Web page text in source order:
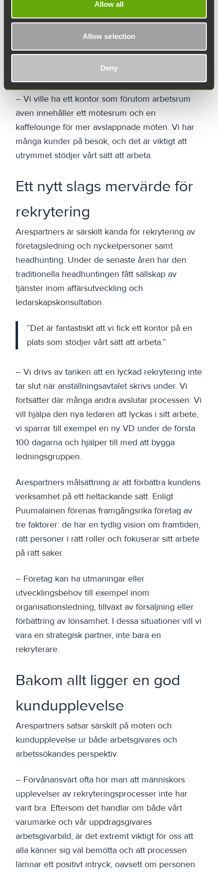
Allow all
Allow selection
Deny
tillgänglighet och utbud av tjänster.
– Vi ville ha ett kontor som förutom arbetsrum
även innehåller ett mötesrum och en
kaffelounge för mer avslappnade möten. Vi har
många kunder på besök, och det är viktigt att
utrymmet stödjer vårt sätt att arbeta.
Ett nytt slags mervärde för
rekrytering
Arespartners är särskilt kända för rekrytering av
företagsledning och nyckelpersoner samt
headhunting. Under de senaste åren har den
traditionella headhuntingen fått sällskap av
tjänster inom affärsutveckling och
ledarskapskonsultation.
”Det är fantastiskt att vi fick ett kontor på en
plats som stödjer vårt sätt att arbeta.”
– Vi drivs av tanken att en lyckad rekrytering inte
tar slut när anställningsavtalet skrivs under. Vi
fortsätter där många andra avslutar processen. Vi
vill hjälpa den nya ledaren att lyckas i sitt arbete,
vi sparrar till exempel en ny VD under de första
100 dagarna och hjälper till med att bygga
ledningsgruppen.
Arespartners målsättning är att förbättra kundens
verksamhet på ett heltäckande sätt. Enligt
Puumalainen förenas framgångsrika företag av
tre faktorer: de har en tydlig vision om framtiden,
rätt personer i rätt roller och fokuserar sitt arbete
på rätt saker.
– Företag kan ha utmaningar eller
utvecklingsbehov till exempel inom
organisationsledning, tillväxt av försäljning eller
förbättring av lönsamhet. I dessa situationer vill vi
vara en strategisk partner, inte bara en
rekryterare.
Bakom allt ligger en god
kundupplevelse
Arespartners satsar särskilt på möten och
kundupplevelse ur både arbetsgivares och
arbetssökandes perspektiv.
– Förvånansvärt ofta hör man att människors
upplevelser av rekryteringsprocesser inte har
varit bra. Eftersom det handlar om både vårt
varumärke och vår uppdragsgivares
arbetsgivarbild, är det extremt viktigt för oss att
alla känner sig väl bemötta och att processen
lämnar ett positivt intryck, oavsett om personen